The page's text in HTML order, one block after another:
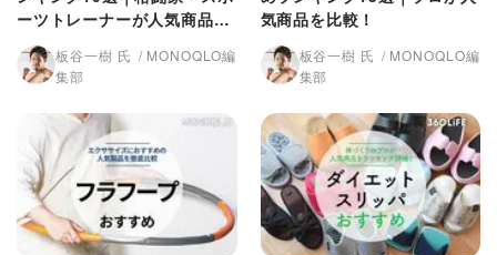
ーツトレーナーが人気商品を
比較
板谷一樹 氏
MONOQLO編
集部
気商品を比較！
板谷一樹 氏
MONOQLO編
集部